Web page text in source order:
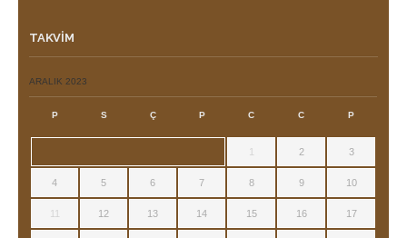
TAKVIM
ARALIK 2023
P S Ç P C C P
1 2 3
4 5 6 7 8 9 10
11 12 13 14 15 16 17